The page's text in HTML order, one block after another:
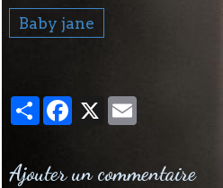
Baby jane
PartagerFacebook
X
Ajouter un commentaire